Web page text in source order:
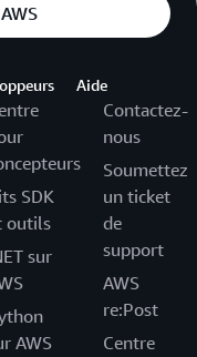
SDK
outils
sur
AWS
Aide
Contactez-
nous
Soumettez
un ticket
de
support
AWS
re:Post
Centre